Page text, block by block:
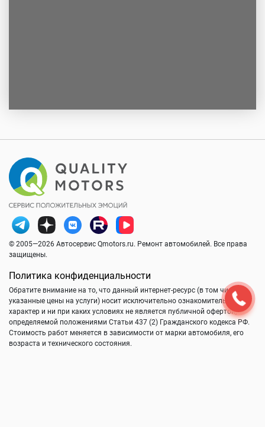
© 2005—2026 Автосервис Qmotors.ru. Ремонт автомобилей. Все права
защищены.
Политика конфиденциальности
Обратите внимание на то, что данный интернет-ресурс (в том числе
указанные цены на услуги) носит исключительно ознакомительный
характер и ни при каких условиях не является публичной офертой,
определяемой положениями Статьи 437 (2) Гражданского кодекса РФ.
Стоимость работ меняется в зависимости от марки автомобиля, его
возраста и технического состояния.